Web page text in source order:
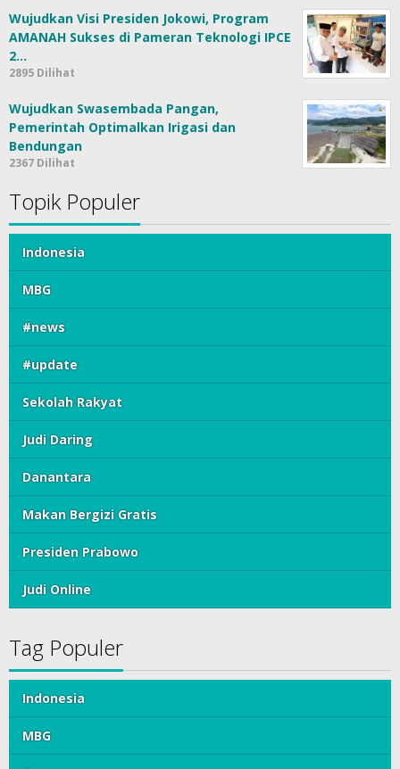
Wujudkan Visi Presiden Jokowi, Program
AMANAH Sukses di Pameran Teknologi IPCE
2…
2895 Dilihat
Wujudkan Swasembada Pangan,
Pemerintah Optimalkan Irigasi dan
Bendungan
2367 Dilihat
Topik Populer
Indonesia
MBG
#news
#update
Sekolah Rakyat
Judi Daring
Danantara
Makan Bergizi Gratis
Presiden Prabowo
Judi Online
Tag Populer
Indonesia
MBG